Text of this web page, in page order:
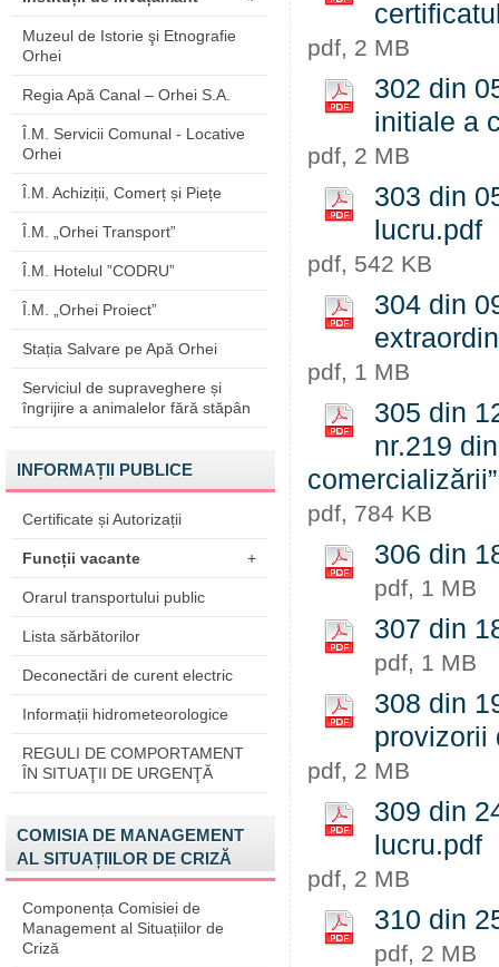
Muzeul de Istorie şi Etnografie
Orhei
Regia Apă Canal – Orhei S.A.
Î.M. Servicii Comunal - Locative
Orhei
Î.M. Achiziții, Comerț și Piețe
Î.M. „Orhei Transport”
Î.M. Hotelul ”CODRU”
Î.M. „Orhei Proiect”
Stația Salvare pe Apă Orhei
Serviciul de supraveghere și
îngrijire a animalelor fără stăpân
INFORMAȚII PUBLICE
Certificate și Autorizații
Funcții vacante +
Orarul transportului public
Lista sărbătorilor
Deconectări de curent electric
Informații hidrometeorologice
REGULI DE COMPORTAMENT
ÎN SITUAŢII DE URGENŢĂ
COMISIA DE MANAGEMENT
AL SITUAȚIILOR DE CRIZĂ
Componența Comisiei de
Management al Situațiilor de
Criză
pdf, 2 MB
302 din
initiale a
pdf, 2 MB
303 din
lucru.pdf
pdf, 542 KB
304 din
pdf, 1 MB
305 din
nr.219
pdf, 784 KB
306 din
pdf, 1 MB
307 din
pdf, 1 MB
308 din
provizorii
pdf, 2 MB
309 din
lucru.pdf
pdf, 2 MB
310 din
pdf, 2 MB